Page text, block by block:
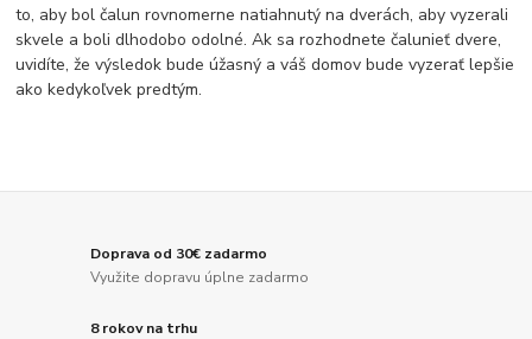
to, aby bol čalun rovnomerne natiahnutý na dverách, aby vyzerali
skvele a boli dlhodobo odolné. Ak sa rozhodnete čalunieť dvere,
uvidíte, že výsledok bude úžasný a váš domov bude vyzerať lepšie
ako kedykoľvek predtým.
Doprava od 30€ zadarmo
Využite dopravu úplne zadarmo
8 rokov na trhu